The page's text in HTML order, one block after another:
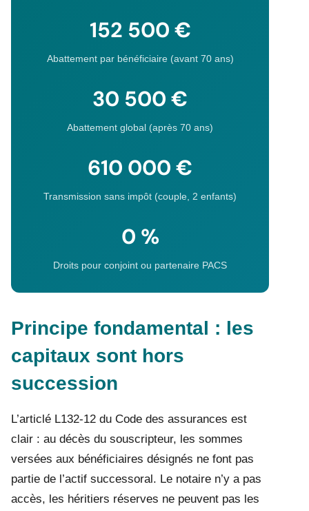
152 500 €
Abattement par bénéficiaire (avant 70 ans)
30 500 €
Abattement global (après 70 ans)
610 000 €
Transmission sans impôt (couple, 2 enfants)
0 %
Droits pour conjoint ou partenaire PACS
Principe fondamental : les
capitaux sont hors
succession
L’articlé L132-12 du Code des assurances est
clair : au décès du souscripteur, les sommes
versées aux bénéficiaires désignés ne font pas
partie de l’actif successoral. Le notaire n’y a pas
accès, les héritiers réserves ne peuvent pas les